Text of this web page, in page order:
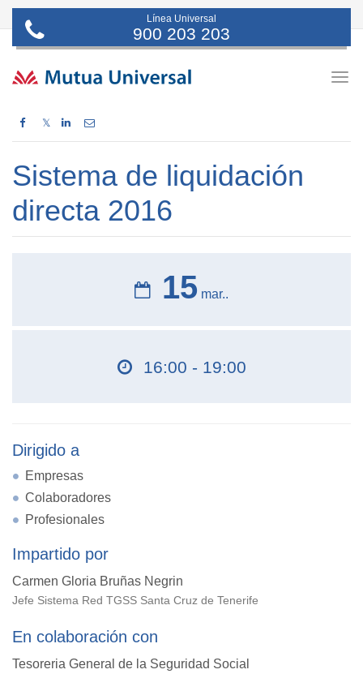
Línea Universal
900 203 203
𝕏
Sistema de liquidación
directa 2016
15 mar..
16:00 - 19:00
Dirigido a
Empresas
Colaboradores
Profesionales
Impartido por
Carmen Gloria Bruñas Negrin
Jefe Sistema Red TGSS Santa Cruz de Tenerife
En colaboración con
Tesoreria General de la Seguridad Social